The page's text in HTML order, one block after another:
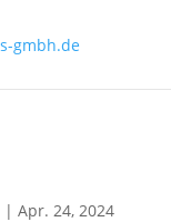
| Apr. 24, 2024